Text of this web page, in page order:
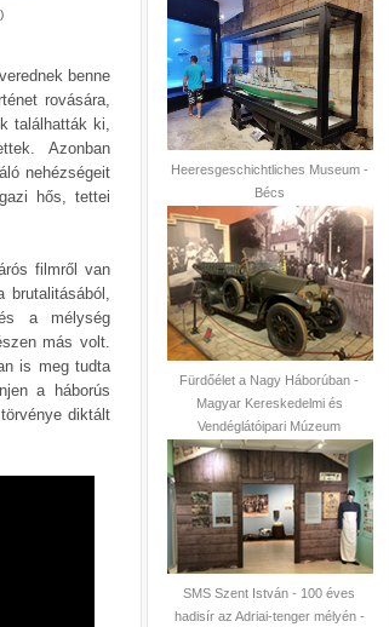
benne
rovására,
találhatták ki,
Azonban
nehézségeit
hős, tettei
filmről van
a mélység
más volt.
is meg tudta
a háborús
diktált
Heeresgeschichtliches Museum -
Bécs
Fürdőélet a Nagy Háborúban -
Magyar Kereskedelmi és
Vendéglátóipari Múzeum
SMS Szent István - 100 éves
hadisír az Adriai-tenger mélyén -